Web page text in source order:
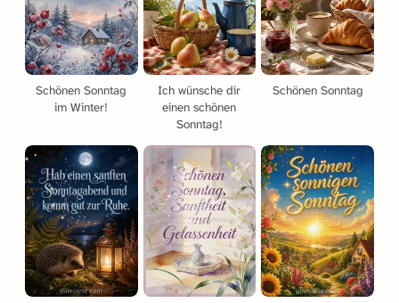
Schönen Sonntag
im Winter!
Ich wünsche dir
einen schönen
Sonntag!
Schönen Sonntag